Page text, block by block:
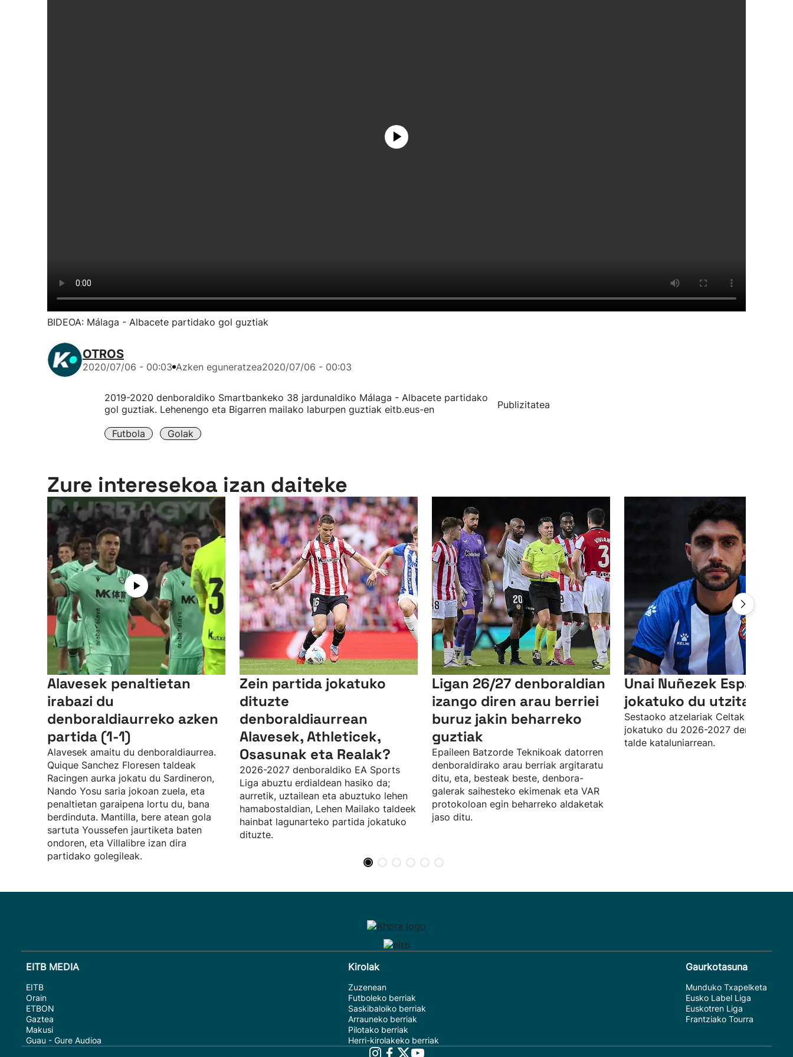
BIDEOA: Málaga - Albacete partidako gol guztiak
OTROS
2020/07/06 - 00:03 Azken eguneratzea2020/07/06 - 00:03
2019-2020 denboraldiko Smartbankeko 38 jardunaldiko Málaga - Albacete partidako
gol guztiak. Lehenengo eta Bigarren mailako laburpen guztiak eitb.eus-en
Futbola Golak
Publizitatea
Zure interesekoa izan daiteke
Alavesek penaltietan
irabazi du
denboraldiaurreko azken
partida (1-1)
Alavesek amaitu du denboraldiaurrea.
Quique Sanchez Floresen taldeak
Racingen aurka jokatu du Sardineron,
Nando Yosu saria jokoan zuela, eta
penaltietan garaipena lortu du, bana
berdinduta. Mantilla, bere atean gola
sartuta Youssefen jaurtiketa baten
ondoren, eta Villalibre izan dira
partidako golegileak.
Zein partida jokatuko
dituzte
denboraldiaurrean
Alavesek, Athleticek,
Osasunak eta Realak?
2026-2027 denboraldiko EA Sports
Liga abuztu erdialdean hasiko da;
aurretik, uztailean eta abuztuko lehen
hamabostaldian, Lehen Mailako taldeek
hainbat lagunarteko partida jokatuko
dituzte.
Ligan 26/27 denboraldian
izango diren arau berriei
buruz jakin beharreko
guztiak
Epaileen Batzorde Teknikoak datorren
denboraldirako arau berriak argitaratu
ditu, eta, besteak beste, denbora-
galerak saihesteko ekimenak eta VAR
protokoloan egin beharreko aldaketak
jaso ditu.
Unai Nuñezek
jokatuko du utzita
Sestaoko atzelariak Celtak utzita
jokatuko du 2026-2027 denboraldia
talde kataluniarrean.
EITB MEDIA
EITB
Orain
ETBON
Gaztea
Makusi
Guau - Gure Audioa
Kirolak
Zuzenean
Futboleko berriak
Saskibaloiko berriak
Arrauneko berriak
Pilotako berriak
Herri-kirolakeko berriak
Gaurkotasuna
Munduko Txapelketa
Eusko Label Liga
Euskotren Liga
Frantziako Tourra